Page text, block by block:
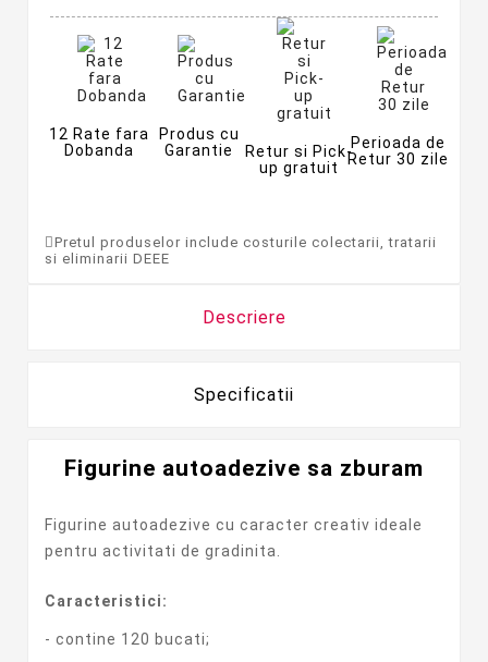
12 Rate fara
Dobanda
Produs cu
Garantie
Retur si Pick-
up gratuit
Perioada de
Retur 30 zile
Pretul produselor include costurile colectarii, tratarii
si eliminarii DEEE
Descriere
Specificatii
Figurine autoadezive sa zburam
Figurine autoadezive cu caracter creativ ideale
pentru activitati de gradinita.
Caracteristici:
- contine 120 bucati;